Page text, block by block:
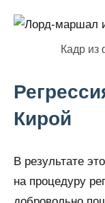
Кадр из
Кирой
В результате
на процедуру